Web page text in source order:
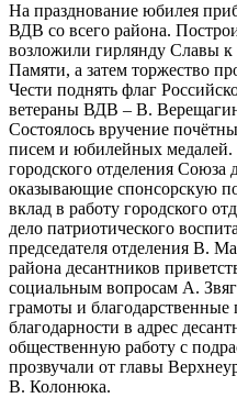
На празднование юбилея
ВДВ со всего района.
возложили гирлянду Славы к
Памяти, а затем торжество
Чести поднять флаг
ветераны ВДВ – В.
Состоялось вручение
писем и юбилейных
городского отделения Союза
оказывающие спонсорскую
вклад в работу городского
дело патриотического
председателя отделения В.
района десантников
социальным вопросам А.
грамоты и
благодарности в адрес
общественную работу с
прозвучали от главы
В. Колонюка.